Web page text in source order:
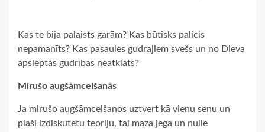
Kas te bija palaists garām? Kas būtisks palicis
nepamanīts? Kas pasaules gudrajiem svešs un no Dieva
apslēptās gudrības neatklāts?
Mirušo augšāmcelšanās
Ja mirušo augšāmcelšanos uztvert kā vienu senu un
plaši izdiskutētu teoriju, tai maza jēga un nulle